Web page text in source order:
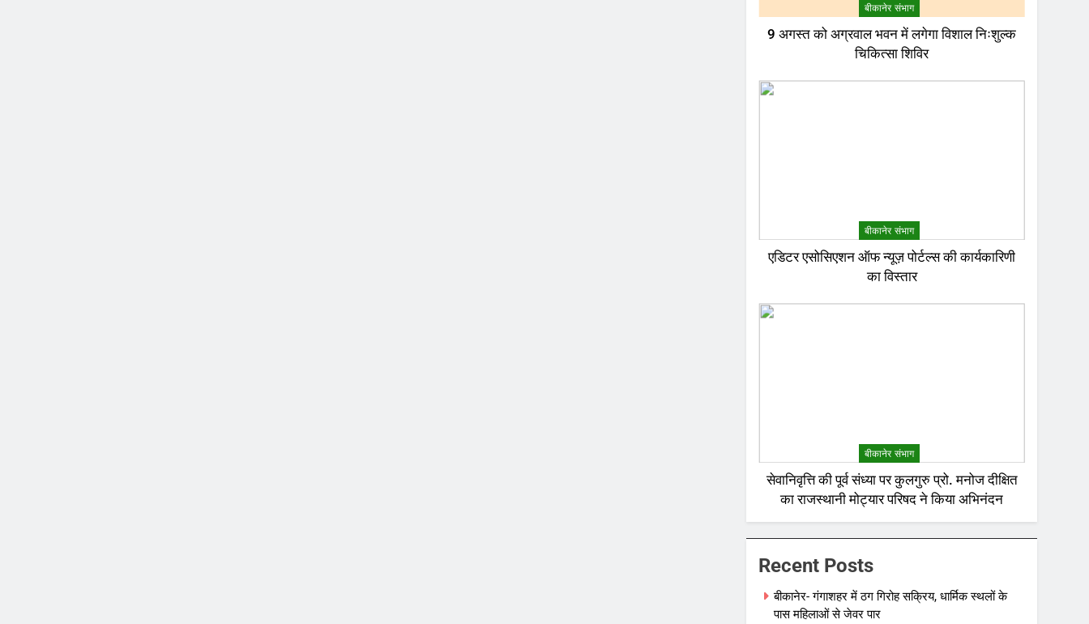
बीकानेर संभाग
9 अगस्त को अग्रवाल भवन में लगेगा विशाल निःशुल्क
चिकित्सा शिविर
बीकानेर संभाग
एडिटर एसोसिएशन ऑफ न्यूज़ पोर्टल्स की कार्यकारिणी
का विस्तार
बीकानेर संभाग
सेवानिवृत्ति की पूर्व संध्या पर कुलगुरु प्रो. मनोज दीक्षित
का राजस्थानी मोट्यार परिषद ने किया अभिनंदन
Recent Posts
बीकानेर- गंगाशहर में ठग गिरोह सक्रिय, धार्मिक स्थलों के
पास महिलाओं से जेवर पार